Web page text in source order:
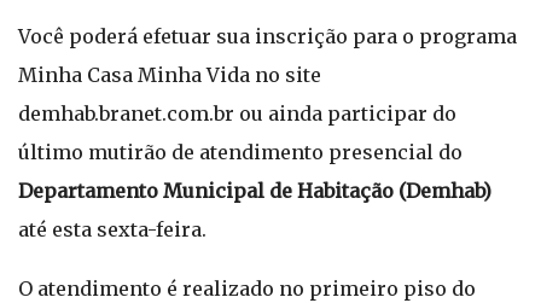
Você poderá efetuar sua inscrição para o programa
Minha Casa Minha Vida no site
demhab.branet.com.br ou ainda participar do
último mutirão de atendimento presencial do
Departamento Municipal de Habitação (Demhab)
até esta sexta-feira.
O atendimento é realizado no primeiro piso do